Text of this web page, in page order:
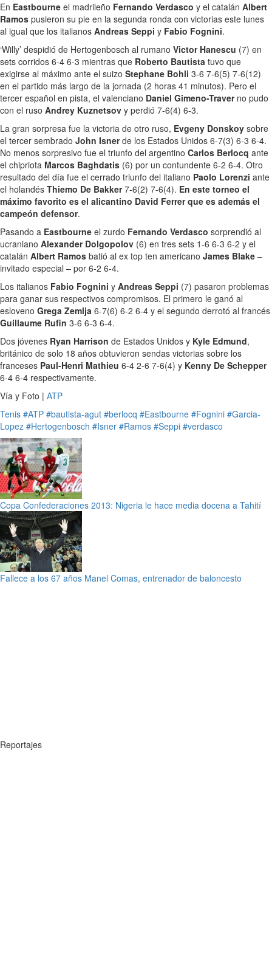
En Eastbourne el madrileño Fernando Verdasco y el catalán Albert
Ramos pusieron su pie en la segunda ronda con victorias este lunes
al igual que los italianos Andreas Seppi y Fabio Fognini.
‘Willy’ despidió de Hertogenbosch al rumano Victor Hanescu (7) en
sets corridos 6-4 6-3 mientras que Roberto Bautista tuvo que
exigirse al máximo ante el suizo Stephane Bohli 3-6 7-6(5) 7-6(12)
en el partido más largo de la jornada (2 horas 41 minutos). Pero el
tercer español en pista, el valenciano Daniel Gimeno-Traverno pudo
con el ruso Andrey Kuznetsov y perdió 7-6(4) 6-3.
La gran sorpresa fue la victoria de otro ruso, Evgeny Donskoy sobre
el tercer sembrado John Isnerde los Estados Unidos 6-7(3) 6-3 6-4.
No menos sorpresivo fue el triunfo del argentino Carlos Berlocq ante
el chipriota Marcos Baghdatis (6) por un contundente 6-2 6-4. Otro
resultado del día fue el cerrado triunfo del italiano Paolo Lorenzi ante
el holandés Thiemo De Bakker7-6(2) 7-6(4). En este torneo el
máximo favorito es el alicantino David Ferrer que es además el
campeón defensor.
Pasando a Eastbourne el zurdo Fernando Verdasco sorprendió al
ucraniano Alexander Dolgopolov (6) en tres sets 1-6 6-3 6-2 y el
catalán Albert Ramos batió al ex top ten americano James Blake –
invitado especial – por 6-2 6-4.
Los italianos Fabio Fognini y Andreas Seppi (7) pasaron problemas
para ganar sus respectivos compromisos. El primero le ganó al
esloveno Grega Zemlja 6-7(6) 6-2 6-4 y el segundo derrotó al francés
Guillaume Rufin 3-6 6-3 6-4.
Dos jóvenes Ryan Harrison de Estados Unidos y Kyle Edmund,
británico de solo 18 años obtuvieron sendas victorias sobre los
franceses Paul-Henri Mathieu 6-4 2-6 7-6(4) y Kenny De Schepper
6-4 6-4 respectivamente.
Vía y Foto | ATP
Tenis #ATP #bautista-agut #berlocq #Eastbourne #Fognini #Garcia-
Lopez #Hertogenbosch #Isner #Ramos #Seppi #verdasco
Copa Confederaciones 2013: Nigeria le hace media docena a Tahití
Fallece a los 67 años Manel Comas, entrenador de baloncesto
Reportajes